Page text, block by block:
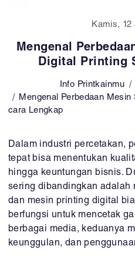
Kamis, 12
Mengenal
Digital Printing
Info Printkainmu
Mengenal Perbedaan
cara Lengkap
Dalam industri percetakan,
tepat bisa menentukan
hingga keuntungan bisnis.
sering dibandingkan adalah
dan mesin printing digital
berfungsi untuk mencetak
berbagai media, keduanya
keunggulan, dan